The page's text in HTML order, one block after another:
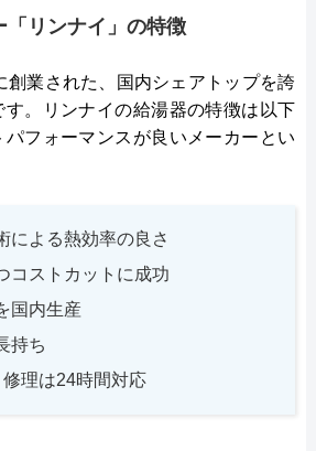
「リンナイ」の特徴
創業された、国内シェアトップを誇
す。リンナイの給湯器の特徴は以下
フォーマンスが良いメーカーとい
による熱効率の良さ
コストカットに成功
国内生産
持ち
理は24時間対応